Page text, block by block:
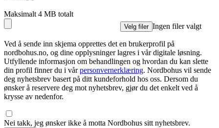
Maksimalt 4 MB totalt
Velg filer Ingen filer valgt
Ved å sende inn skjema opprettes det en brukerprofil på
nordbohus.no, og dine opplysninger lagres i vår digitale løsning.
Utfyllende informasjon om behandlingen og hvordan du kan slette
din profil finner du i vår personvernerklæring. Nordbohus vil sende
deg nyhetsbrev basert på ditt kundeforhold hos oss. Dersom du
ønsker å reservere deg mot nyhetsbrev, gjør du det enkelt ved å
krysse av nedenfor.
Nei takk, jeg ønsker ikke å motta Nordbohus sitt nyhetsbrev.